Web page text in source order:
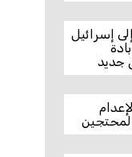
إسرائيل
جديد